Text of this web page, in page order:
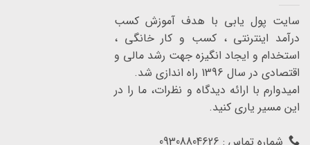
سایت پول یابی با هدف آموزش کسب
درآمد اینترنتی ، کسب و کار خانگی ،
استخدام و ایجاد انگیزه جهت رشد مالی و
اقتصادی در سال 1396 راه اندازی شد.
امیدوارم با ارائه دیدگاه و نظرات، ما را در
این مسیر یاری کنید.